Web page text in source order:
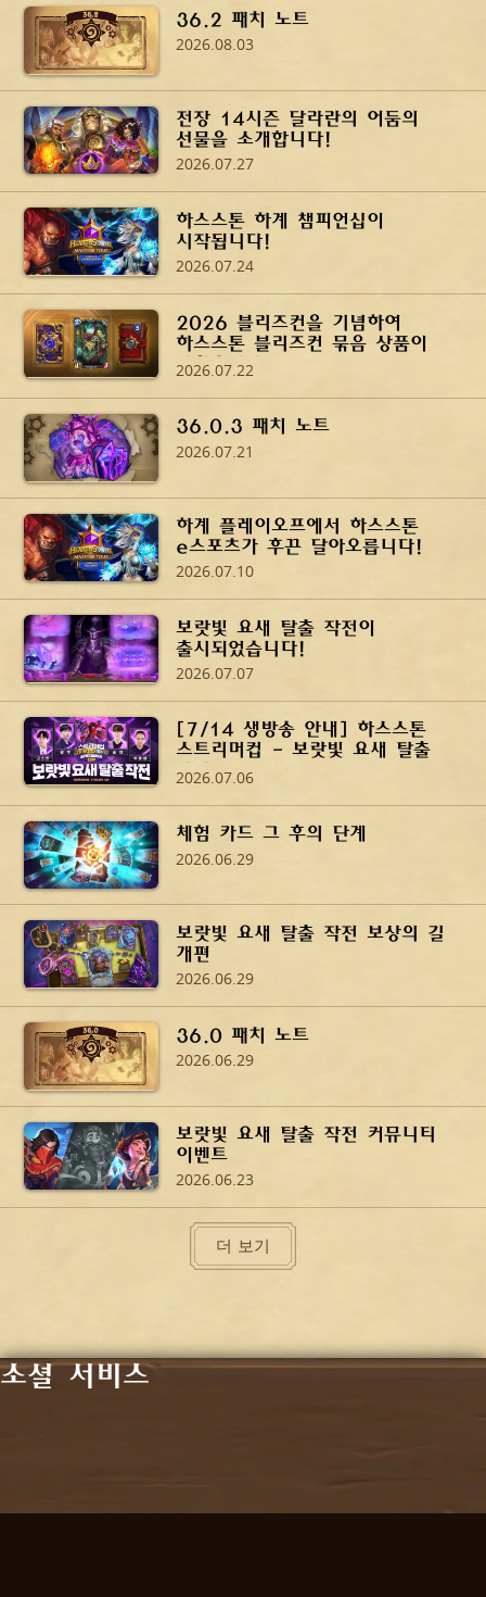
36.2 패치 노트
2026.08.03
전장 14시즌 달라란의 어둠의
선물을 소개합니다!
2026.07.27
하스스톤 하계 챔피언십이
시작됩니다!
2026.07.24
2026 블리즈컨을 기념하여
하스스톤 블리즈컨 묶음 상품이
나왔습니다!
2026.07.22
36.0.3 패치 노트
2026.07.21
하계 플레이오프에서 하스스톤
e스포츠가 후끈 달아오릅니다!
2026.07.10
보랏빛 요새 탈출 작전이
출시되었습니다!
2026.07.07
[7/14 생방송 안내] 하스스톤
스트리머컵 - 보랏빛 요새 탈출
작전
2026.07.06
체험 카드 그 후의 단계
2026.06.29
보랏빛 요새 탈출 작전 보상의 길
개편
2026.06.29
36.0 패치 노트
2026.06.29
보랏빛 요새 탈출 작전 커뮤니티
이벤트
2026.06.23
더 보기
소셜 서비스